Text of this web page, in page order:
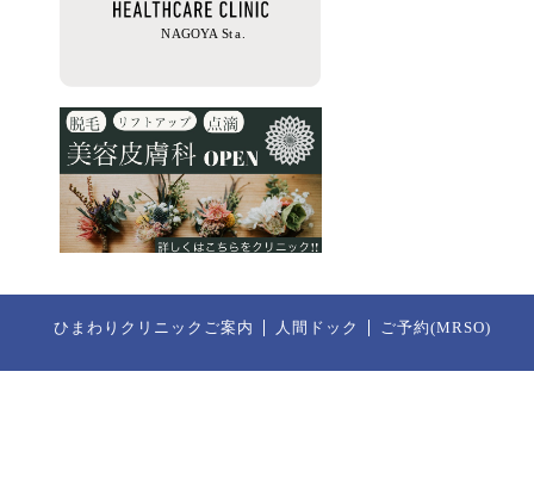
ひまわりクリニックご案内 人間ドック ご予約(MRSO)